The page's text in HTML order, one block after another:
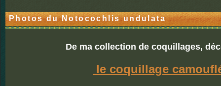
Photos du Notocochlis undulata
De ma collection de coquillages,
le coquillage